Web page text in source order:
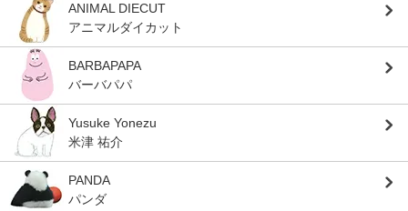
ANIMAL DIECUT
アニマルダイカット
BARBAPAPA
バーバパパ
Yusuke Yonezu
米津 祐介
PANDA
パンダ